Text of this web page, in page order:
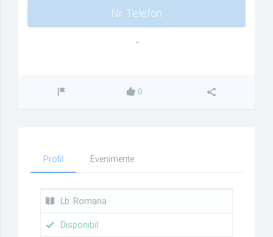
Nr. Telefon
""
0
Profil Evenimente
Lb. Romana
Disponibil